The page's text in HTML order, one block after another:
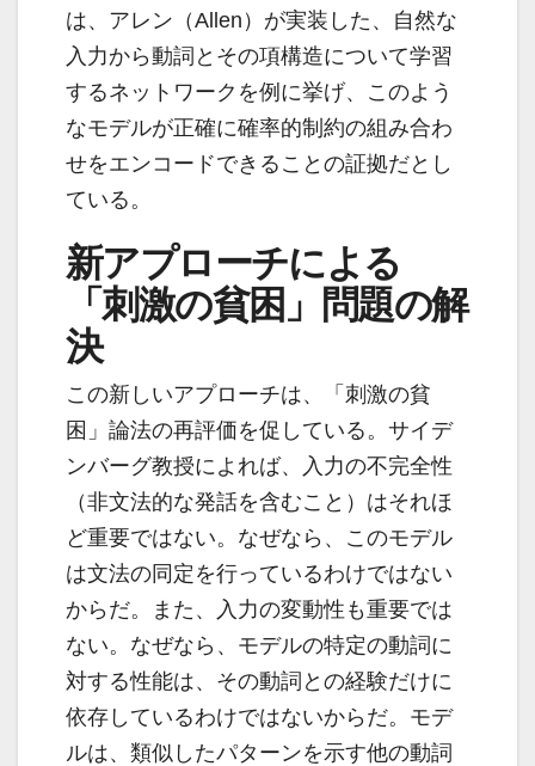
は、アレン（Allen）が実装した、自然な
入力から動詞とその項構造について学習
するネットワークを例に挙げ、このよう
なモデルが正確に確率的制約の組み合わ
せをエンコードできることの証拠だとし
ている。
新アプローチによる
「刺激の貧困」問題の解
決
この新しいアプローチは、「刺激の貧
困」論法の再評価を促している。サイデ
ンバーグ教授によれば、入力の不完全性
（非文法的な発話を含むこと）はそれほ
ど重要ではない。なぜなら、このモデル
は文法の同定を行っているわけではない
からだ。また、入力の変動性も重要では
ない。なぜなら、モデルの特定の動詞に
対する性能は、その動詞との経験だけに
依存しているわけではないからだ。モデ
ルは、類似したパターンを示す他の動詞